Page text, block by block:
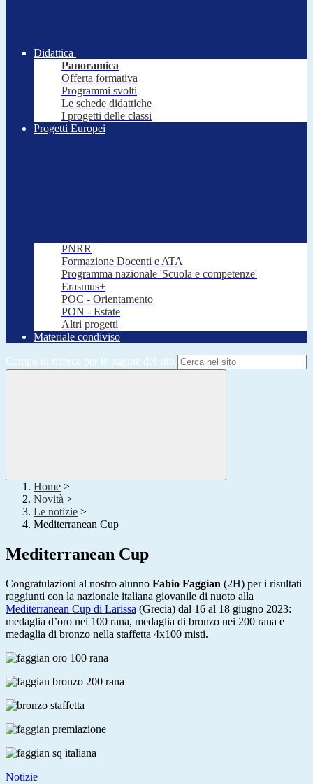
Didattica
Panoramica
Offerta formativa
Programmi svolti
Le schede didattiche
I progetti delle classi
Progetti Europei
PNRR
Formazione Docenti e ATA
Programma nazionale 'Scuola e competenze'
Erasmus+
POC - Orientamento
PON - Estate
Altri progetti
Materiale condiviso
Campo di ricerca per le pagine del sito
Home >
Novità >
Le notizie >
Mediterranean Cup
Mediterranean Cup
Congratulazioni al nostro alunno Fabio Faggian (2H) per i risultati
raggiunti con la nazionale italiana giovanile di nuoto alla
Mediterranean Cup di Larissa (Grecia) dal 16 al 18 giugno 2023:
medaglia d’oro nei 100 rana, medaglia di bronzo nei 200 rana e
medaglia di bronzo nella staffetta 4x100 misti.
Notizie